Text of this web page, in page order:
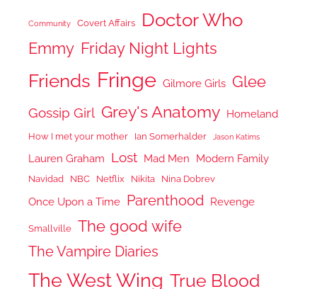
Community Covert Affairs Doctor Who
Emmy Friday Night Lights
Friends Fringe Gilmore Girls Glee
Gossip Girl Grey's Anatomy Homeland
How I met your mother Ian Somerhalder Jason Katims
Lauren Graham Lost Mad Men Modern Family
Navidad NBC Netflix Nikita Nina Dobrev
Once Upon a Time Parenthood Revenge
Smallville The good wife
The Vampire Diaries
The West Wing True Blood